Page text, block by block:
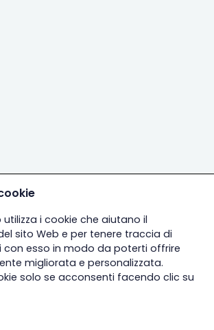
i cookie che aiutano il
sito Web e per tenere traccia di
con esso in modo da poterti offrire
migliorata e personalizzata.
solo se acconsenti facendo clic su